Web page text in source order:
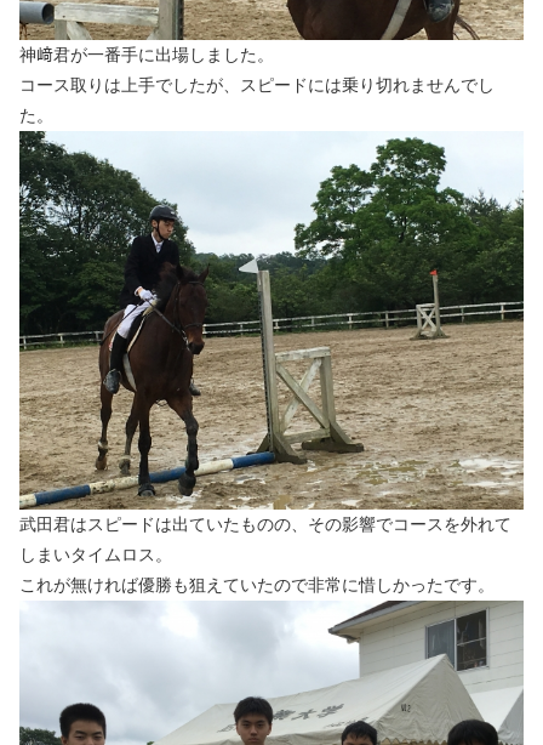
神﨑君が一番手に出場しました。
コース取りは上手でしたが、スピードには乗り切れませんでし
た。
武田君はスピードは出ていたものの、その影響でコースを外れて
しまいタイムロス。
これが無ければ優勝も狙えていたので非常に惜しかったです。